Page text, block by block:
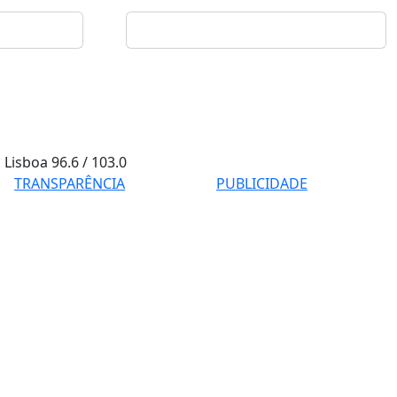
Lisboa96.6 / 103.0
TRANSPARÊNCIA
PUBLICIDADE